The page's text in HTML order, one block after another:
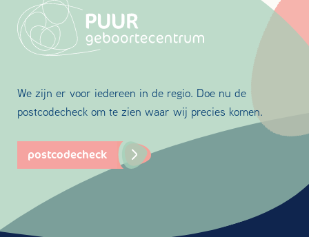
We zijn er voor iedereen in de regio. Doe nu de
postcodecheck om te zien waar wij precies komen.
postcodecheck